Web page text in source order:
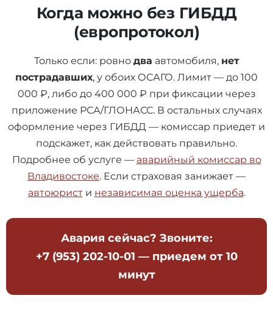
Когда можно без ГИБДД
(европротокол)
Только если: ровно два автомобиля, нет
пострадавших, у обоих ОСАГО. Лимит — до 100
000 ₽, либо до 400 000 ₽ при фиксации через
приложение РСА/ГЛОНАСС. В остальных случаях
оформление через ГИБДД — комиссар приедет и
подскажет, как действовать правильно.
Подробнее об услуге — аварийный комиссар во
Владивостоке. Если страховая занижает —
автоюристи независимая оценка ущерба.
Авария сейчас? Звоните:
+7 (953) 202-10-01 — приедем от 10
минут